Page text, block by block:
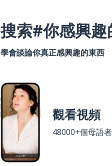
搜索#你感興趣
學會談論你真正感興趣的東西
觀看視頻
48000+個母語